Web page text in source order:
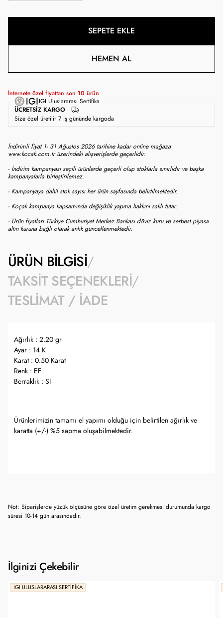
SEPETE EKLE
HEMEN AL
İnternete özel fiyattan son 10 ürün
ÜCRETSIZ KARGO
IGI Uluslararası Sertifika
Size özel üretilir 7 iş gününde kargoda
İndirimli fiyat 1- 31 Ağustos 2026 tarihine kadar online mağaza
www.kocak.com.tr üzerindeki alışverişlerde geçerlidir.
- İndirim kampanyası seçili ürünlerde geçerli olup stoklarla sınırlıdır ve başka
kampanyalarla birleştirilemez.
- Kampanyaya dahil stok sayısı her ürün sayfasında belirtilmektedir.
- Koçak kampanya kapsamında değişiklik yapma hakkını saklı tutar.
- Ürün fiyatları Türkiye Cumhuriyet Merkez Bankası döviz kuru ve serbest piyasa
altın kuruna bağlı olarak anlık güncellenmektedir.
ÜRÜN BILGISI
TAKSIT SEÇENEKLERI
TESLIMAT / İADE
Ağırlık : 2.20 gr
Ayar : 14 K
Karat : 0.50 Karat
Renk : EF
Berraklık : SI
Ürünlerimizin tamamı el yapımı olduğu için belirtilen ağırlık ve
karatta (+/-) %5 sapma oluşabilmektedir.
Not: Siparişlerde yüzük ölçüsüne göre özel üretim gerekmesi durumunda kargo
süresi 10-14 gün arasındadır.
İlginizi Çekebilir
IGI ULUSLARARASI SERTIFIKA